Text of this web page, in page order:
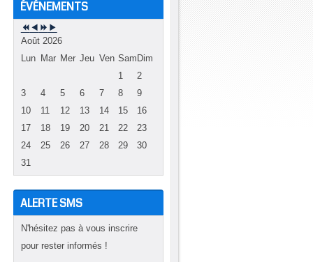
ÉVÉNEMENTS
Août 2026
Lun
Mar Mer Jeu Ven Sam Dim
1
2
3
4 5 6 7 8
9
10
11 12 13 14 15
16
17
18 19 20 21 22
23
24
25 26 27 28 29
30
31
ALERTE SMS
N'hésitez pas à vous inscrire
pour rester informés !